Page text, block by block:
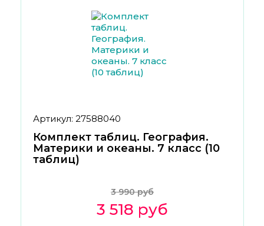
Артикул: 27588040
Комплект таблиц. География.
Материки и океаны. 7 класс (10
таблиц)
3 990 руб
3 518 руб